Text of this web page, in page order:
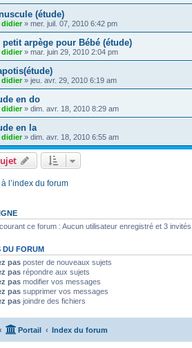
(étude)
didier» mer. juil. 07, 2010 6:42 pm
petit arpège pour Bébé (étude)
didier» mar. juin 29, 2010 2:04 pm
didier» jeu. avr. 29, 2010 6:19 am
en do
didier» dim. avr. 18, 2010 8:29 am
en la
didier» dim. avr. 18, 2010 6:55 am
l’index du forum
ce forum : Aucun utilisateur enregistré et 3 invités
DU FORUM
pas poster de nouveaux sujets
pas répondre aux sujets
pas modifier vos messages
pas supprimer vos messages
pas joindre des fichiers
Portail Index du forum